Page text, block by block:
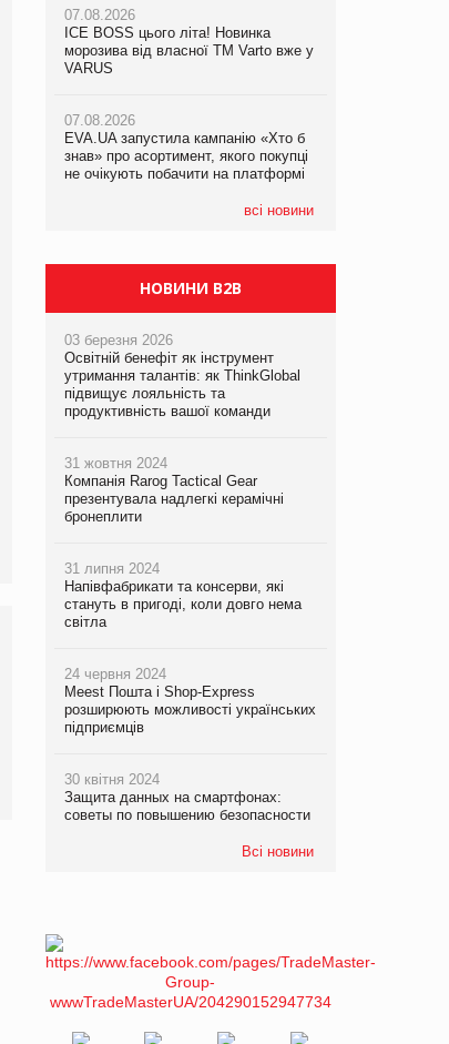
EVA.UA запустила
кампанію «Хто б знав» про
платформі
Kraft Heinz скоротила
07.08.2026
ICE BOSS цього літа! Новинка
морозива від власної ТМ Varto вже у
VARUS
07.08.2026
EVA.UA запустила кампанію «Хто б
знав» про асортимент, якого покупці
не очікують побачити на платформі
всі новини
07.08.2026
ICE BOSS цього літа! Новинка
морозива від власної ТМ Varto вже у
VARUS
07.08.2026
EVA.UA запустила кампанію «Хто б
знав» про асортимент, якого покупці
не очікують побачити на платформі
07.08.2026
Франція заборонила рекламні дзвінки
НОВИНИ B2B
03 березня 2026
Освітній бенефіт як інструмент
утримання талантів: як ThinkGlobal
підвищує лояльність та
продуктивність вашої команди
31 жовтня 2024
Компанія Rarog Tactical Gear
презентувала надлегкі керамічні
бронеплити
31 липня 2024
Напівфабрикати та консерви, які
стануть в пригоді, коли довго нема
світла
24 червня 2024
Meest Пошта і Shop-Express
розширюють можливості українських
підприємців
30 квітня 2024
Защита данных на смартфонах:
советы по повышению безопасности
Всі новини